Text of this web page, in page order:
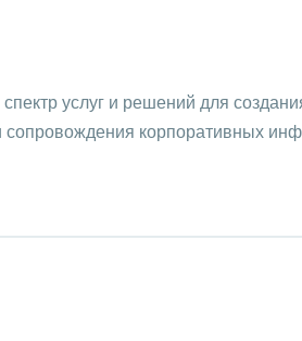
услуг и решений для
сопровождения корпоративных